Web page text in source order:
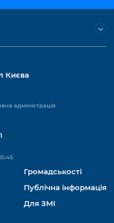
адміністрація
Цифровий
стану
стану
Києва
адміністрація
Громадськості
Публічна інформація
Для ЗМІ